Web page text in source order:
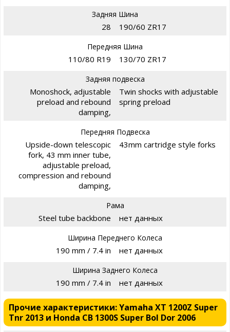
Задняя Шина
28 190/60 ZR17
Передняя Шина
110/80 R19 130/70 ZR17
Задняя подвеска
Monoshock, adjustable
preload and rebound
damping,
Twin shocks with adjustable
spring preload
Передняя Подвеска
Upside-down telescopic
fork, 43 mm inner tube,
adjustable preload,
compression and rebound
damping,
43mm cartridge style forks
Рама
Steel tube backbone нет данных
Ширина Переднего Колеса
190 mm / 7.4 in нет данных
Ширина Заднего Колеса
190 mm / 7.4 in нет данных
Прочие характеристики: Yamaha XT 1200Z Super
Tnr 2013 и Honda CB 1300S Super Bol Dor 2006